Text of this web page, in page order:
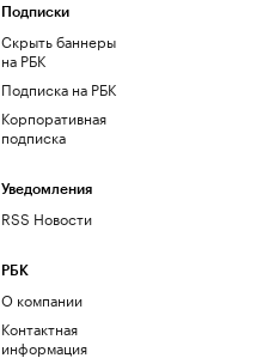
Подписки
Скрыть баннеры
на РБК
Подписка на РБК
Корпоративная
подписка
Уведомления
RSS Новости
РБК
О компании
Контактная
информация